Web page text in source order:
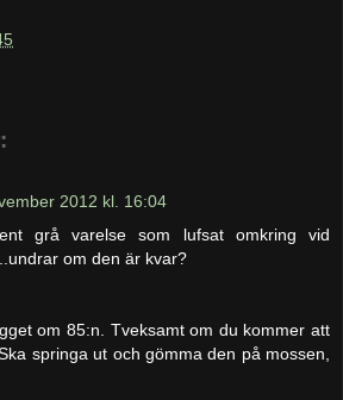
2012 kl. 16:04
grå varelse som lufsat omkring vid
om den är kvar?
om 85:n. Tveksamt om du kommer att
springa ut och gömma den på mossen,